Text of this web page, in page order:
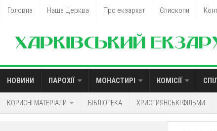
Головна Наша Церква Про екзархат Єпископи
НОВИНИ ПАРОХІЇ МОНАСТИРІ КОМІСІЇ
КОРИСНІ МАТЕРІАЛИ БІБЛІОТЕКА ХРИСТИЯНСЬКІ ФІЛЬМИ